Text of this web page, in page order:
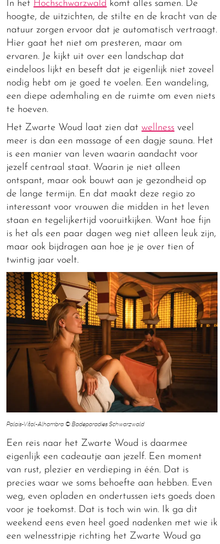
In het Hochschwarzwald komt alles samen. De
hoogte, de uitzichten, de stilte en de kracht van de
natuur zorgen ervoor dat je automatisch vertraagt.
Hier gaat het niet om presteren, maar om
ervaren. Je kijkt uit over een landschap dat
eindeloos lijkt en beseft dat je eigenlijk niet zoveel
nodig hebt om je goed te voelen. Een wandeling,
een diepe ademhaling en de ruimte om even niets
te hoeven.
Het Zwarte Woud laat zien datwellness veel
meer is dan een massage of een dagje sauna. Het
is een manier van leven waarin aandacht voor
jezelf centraal staat. Waarin je niet alleen
ontspant, maar ook bouwt aan je gezondheid op
de lange termijn. En dat maakt deze regio zo
interessant voor vrouwen die midden in het leven
staan en tegelijkertijd vooruitkijken. Want hoe fijn
is het als een paar dagen weg niet alleen leuk zijn,
maar ook bijdragen aan hoe je je over tien of
twintig jaar voelt.
Palais-Vital-Alhambra © Badeparadies Schwarzwald
Een reis naar het Zwarte Woud is daarmee
eigenlijk een cadeautje aan jezelf. Een moment
van rust, plezier en verdieping in één. Dat is
precies waar we soms behoefte aan hebben. Even
weg, even opladen en ondertussen iets goeds doen
voor je toekomst. Dat is toch win win. Ik ga dit
weekend eens even heel goed nadenken met wie ik
een welnesstripje richting het Zwarte Woud ga